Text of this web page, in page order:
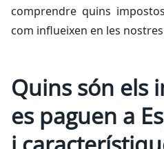
comprendre quins
com influeixen en les
Quins són els
es paguen a